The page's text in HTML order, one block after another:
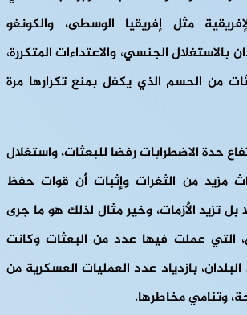
مثل إفريقيا الوسطى، والكونغو
بالاستغلال الجنسي، والاعتداءات المتكررة،
من الحسم الذي يكفل بمنع تكرارها مرة
حدة الاضطرابات رفضا للبعثات، واستغلال
مزيد من الثغرات وإثبات أن قوات حفظ
بل تزيد الأزمات، وخير مثال لذلك هو ما جرى
التي عملت فيها عدد من البعثات وكانت
بازدياد عدد العمليات العسكرية من
وتنامي مخاطرها.